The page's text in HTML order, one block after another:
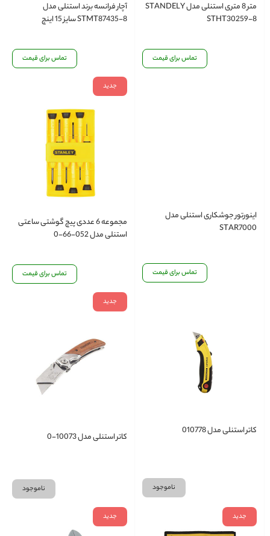
متر 8 متری استنلی مدل STANDELY
STHT30259-8
تماس برای قیمت
آچار فرانسه برند استنلی مدل
STMT87435-8 سایز 15 اینچ
تماس برای قیمت
اینورتور جوشکاری استنلی مدل
STAR7000
تماس برای قیمت
جدید
مجموعه 6 عددی پیچ گوشتی ساعتی
استنلی مدل 052-66-0
تماس برای قیمت
کاتر استنلی مدل 010778
ناموجود
جدید
کاتر استنلی مدل 10073-0
ناموجود
جدید جدید